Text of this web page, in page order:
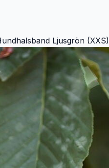
Ljusgrön (XXS)